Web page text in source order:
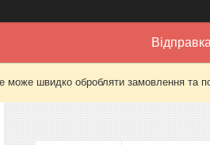
може швидко обробляти замовлення та